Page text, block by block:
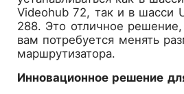
Videohub 72, так и в шасси
288. Это отличное
вам потребуется менять
маршрутизатора.
Инновационное решение